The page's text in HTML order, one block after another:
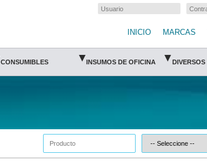
INICIO MARCAS
CONSUMIBLES ▾ INSUMOS DE OFICINA ▾ DIVERSOS